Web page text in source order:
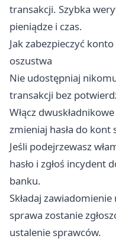
transakcji. Szybka
pieniądze i czas.
Jak zabezpieczyć
oszustwa
Nie udostępniaj
transakcji bez
Włącz
zmieniaj hasła do kont
Jeśli podejrzewasz
hasło i zgłoś incydent
banku.
Składaj
sprawa zostanie
ustalenie sprawców.